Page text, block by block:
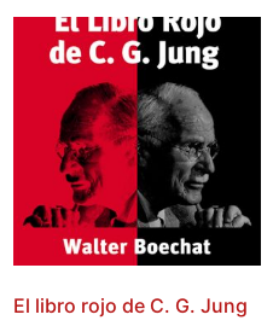
El libro rojo de C. G. Jung